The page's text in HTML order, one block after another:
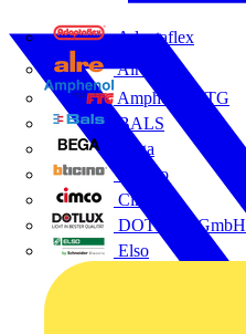
Adaptaflex
Alre
Amphenol FTG
BALS
Bega
Bticino
Cimco
DOTLUX GmbH
Elso